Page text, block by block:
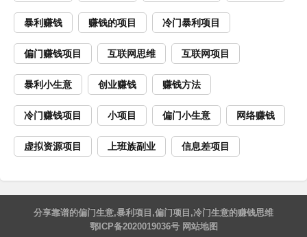
暴利赚钱 赚钱的项目 冷门暴利项目
偏门赚钱项目 互联网思维 互联网项目
暴利小生意 创业赚钱 赚钱方法
冷门赚钱项目 小项目 偏门小生意 网络赚钱
虚拟资源项目 上班族副业 信息差项目
分享靠谱的偏门生意,暴利项目 ,偏门项目 ,冷门生意的赚钱思维
鄂ICP备2020019036号 网站地图